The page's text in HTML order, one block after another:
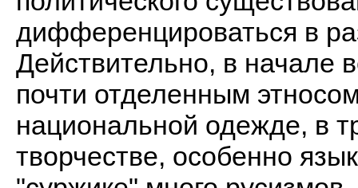
дифференцироваться в
Действительно, в начале
почти отделенным
национальной одежде, в
творчестве, особенно